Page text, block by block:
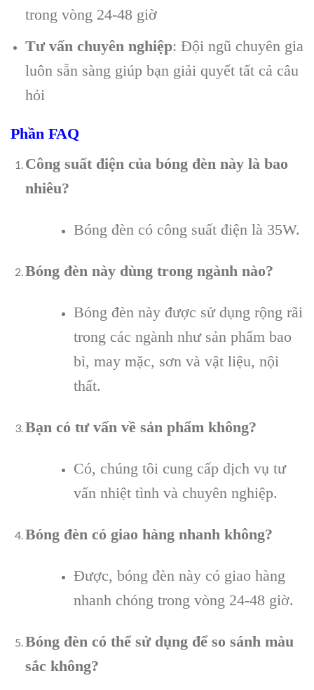
trong vòng 24-48 giờ
Tư vấn chuyên nghiệp: Đội ngũ chuyên gia
luôn sẵn sàng giúp bạn giải quyết tất cả câu
hỏi
Phần FAQ
Công suất điện của bóng đèn này là bao
nhiêu?
Bóng đèn có công suất điện là 35W.
Bóng đèn này dùng trong ngành nào?
Bóng đèn này được sử dụng rộng rãi
trong các ngành như sản phẩm bao
bì, may mặc, sơn và vật liệu, nội
thất.
Bạn có tư vấn về sản phẩm không?
Có, chúng tôi cung cấp dịch vụ tư
vấn nhiệt tình và chuyên nghiệp.
Bóng đèn có giao hàng nhanh không?
Được, bóng đèn này có giao hàng
nhanh chóng trong vòng 24-48 giờ.
Bóng đèn có thể sử dụng để so sánh màu
sắc không?